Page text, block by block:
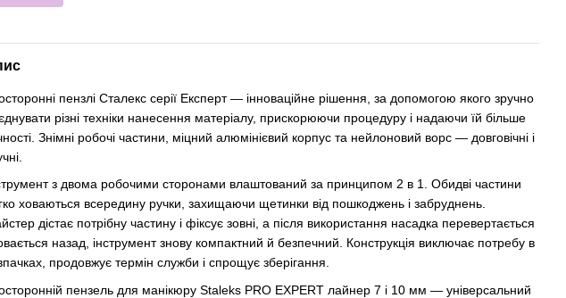
пензлі Сталекс серії Експерт — інноваційне рішення, за допомогою якого зручно
різні техніки нанесення матеріалу, прискорюючи процедуру і надаючи їй більше
Знімні робочі частини, міцний алюмінієвий корпус та нейлоновий ворс — довговічні і
з двома робочими сторонами влаштований за принципом 2 в 1. Обидві частини
ховаються всередину ручки, захищаючи щетинки від пошкоджень і забруднень.
дістає потрібну частину і фіксує зовні, а після використання насадка перевертається
назад, інструмент знову компактний й безпечний. Конструкція виключає потребу в
продовжує термін служби і спрощує зберігання.
пензель для манікюру Staleks PRO EXPERT лайнер 7 і 10 мм — універсальний